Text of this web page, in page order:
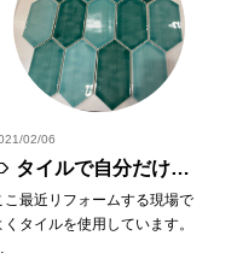
02/06
タイルで自分だけの
リフォームを！
こ最近リフォームする現場で
くタイルを使用しています。